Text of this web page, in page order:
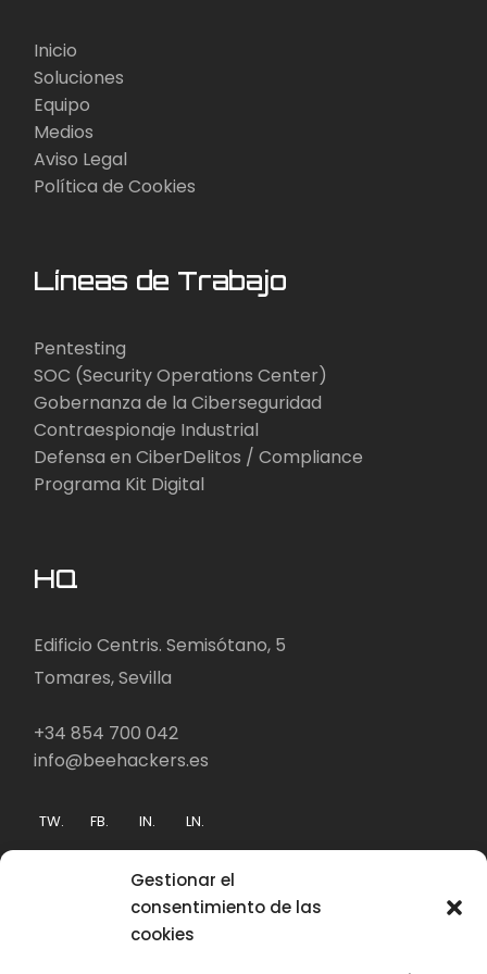
Gestionar el
consentimiento de las
cookies
Inicio
Soluciones
Equipo
Medios
Aviso Legal
Política de Cookies
Líneas de Trabajo
Pentesting
SOC (Security Operations Center)
Gobernanza de la Ciberseguridad
Contraespionaje Industrial
Defensa en CiberDelitos / Compliance
Programa Kit Digital
HQ
Edificio Centris. Semisótano, 5
Tomares, Sevilla
+34 854 700 042
info@beehackers.es
TW. FB. IN. LN.